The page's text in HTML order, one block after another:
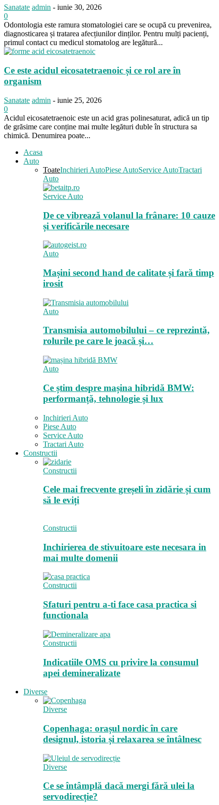
Sanatate admin - iunie 30, 2026
0
Odontologia este ramura stomatologiei care se ocupă cu prevenirea,
diagnosticarea și tratarea afecțiunilor dinților. Pentru mulți pacienți,
primul contact cu medicul stomatolog are legătură...
Ce este acidul eicosatetraenoic și ce rol are în
organism
Sanatate admin - iunie 25, 2026
0
Acidul eicosatetraenoic este un acid gras polinesaturat, adică un tip
de grăsime care conține mai multe legături duble în structura sa
chimică. Denumirea poate...
Acasa
Auto
ToateInchirieri AutoPiese AutoService AutoTractari
Auto
Service Auto
De ce vibrează volanul la frânare: 10 cauze
și verificările necesare
Auto
Mașini second hand de calitate și fară timp
irosit
Auto
Transmisia automobilului – ce reprezintă,
rolurile pe care le joacă și…
Auto
Ce știm despre mașina hibridă BMW:
performanță, tehnologie și lux
Inchirieri Auto
Piese Auto
Service Auto
Tractari Auto
Constructii
Constructii
Cele mai frecvente greșeli în zidărie și cum
să le eviți
Constructii
Inchirierea de stivuitoare este necesara in
mai multe domenii
Constructii
Sfaturi pentru a-ti face casa practica si
functionala
Constructii
Indicatiile OMS cu privire la consumul
apei demineralizate
Diverse
Diverse
Copenhaga: orașul nordic în care
designul, istoria și relaxarea se întâlnesc
Diverse
Ce se întâmplă dacă mergi fără ulei la
servodirecție?